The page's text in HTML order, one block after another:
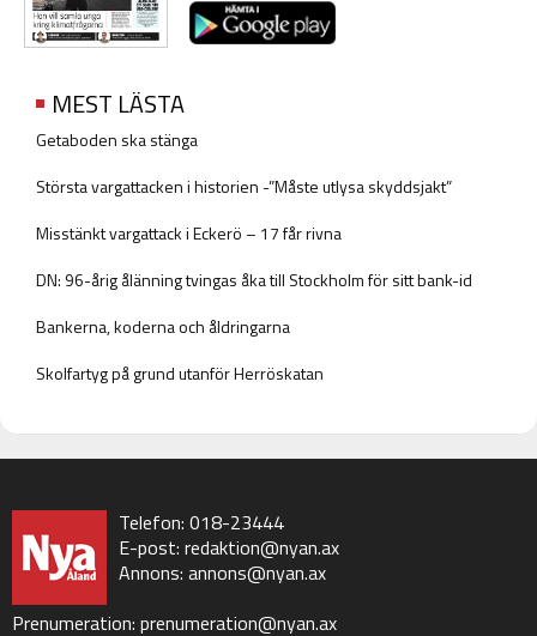
MEST LÄSTA
Getaboden ska stänga
Största vargattacken i historien -”Måste utlysa skyddsjakt”
Misstänkt vargattack i Eckerö – 17 får rivna
DN: 96-årig ålänning tvingas åka till Stockholm för sitt bank-id
Bankerna, koderna och åldringarna
Skolfartyg på grund utanför Herröskatan
Telefon: 018-23444
E-post: redaktion@nyan.ax
Annons: annons@nyan.ax
Prenumeration: prenumeration@nyan.ax